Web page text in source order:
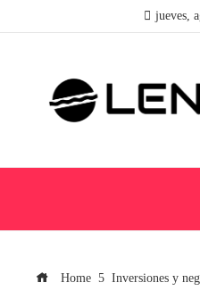
jueves,
Home
Inversiones y